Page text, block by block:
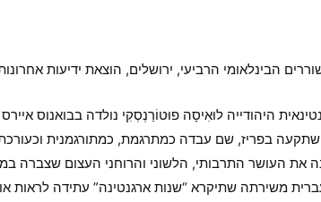
הבינלאומי הרביעי, ירושלים, הוצאת ידיעות אחרונות,
וביפן, ובשנת 1981 השתקעה בפריז, שם עבדה כמתרגמת,
העושר התרבותי, הלשוני והרוחני העצום שצברה
משירתה שתיקרא “שנות ארגנטינה” עתידה לראות